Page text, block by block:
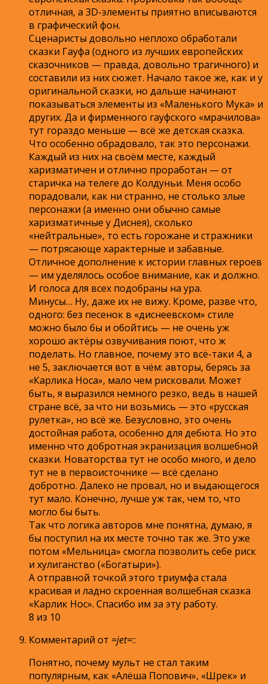
отличная, а 3D-элементы приятно вписываются
в графический фон.
Сценаристы довольно неплохо обработали
сказки Гауфа (одного из лучших европейских
сказочников — правда, довольно трагичного) и
составили из них сюжет. Начало такое же, как и у
оригинальной сказки, но дальше начинают
показываться элементы из «Маленького Мука» и
других. Да и фирменного гауфского «мрачилова»
тут гораздо меньше — всё же детская сказка.
Что особенно обрадовало, так это персонажи.
Каждый из них на своём месте, каждый
харизматичен и отлично проработан — от
старичка на телеге до Колдуньи. Меня особо
порадовали, как ни странно, не столько злые
персонажи (а именно они обычно самые
харизматичные у Диснея), сколько
«нейтральные», то есть горожане и стражники
— потрясающе характерные и забавные.
Отличное дополнение к истории главных героев
— им уделялось особое внимание, как и должно.
И голоса для всех подобраны на ура.
Минусы… Ну, даже их не вижу. Кроме, разве что,
одного: без песенок в «диснеевском» стиле
можно было бы и обойтись — не очень уж
хорошо актёры озвучивания поют, что ж
поделать. Но главное, почему это всё-таки 4, а
не 5, заключается вот в чём: авторы, берясь за
«Карлика Носа», мало чем рисковали. Может
быть, я выразился немного резко, ведь в нашей
стране всё, за что ни возьмись — это «русская
рулетка», но всё же. Безусловно, это очень
достойная работа, особенно для дебюта. Но это
именно что добротная экранизация волшебной
сказки. Новаторства тут не особо много, и дело
тут не в первоисточнике — всё сделано
добротно. Далеко не провал, но и выдающегося
тут мало. Конечно, лучше уж так, чем то, что
могло бы быть.
Так что логика авторов мне понятна, думаю, я
бы поступил на их месте точно так же. Это уже
потом «Мельница» смогла позволить себе риск
и хулиганство («Богатыри»).
А отправной точкой этого триумфа стала
красивая и ладно скроенная волшебная сказка
«Карлик Нос». Спасибо им за эту работу.
8 из 10
Комментарий от =jet=::
Понятно, почему мульт не стал таким
популярным, как «Алёша Попович», «Шрек» и